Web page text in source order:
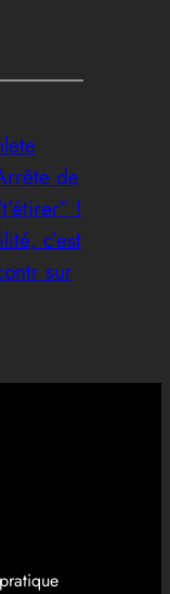
de
!
c’est
sur